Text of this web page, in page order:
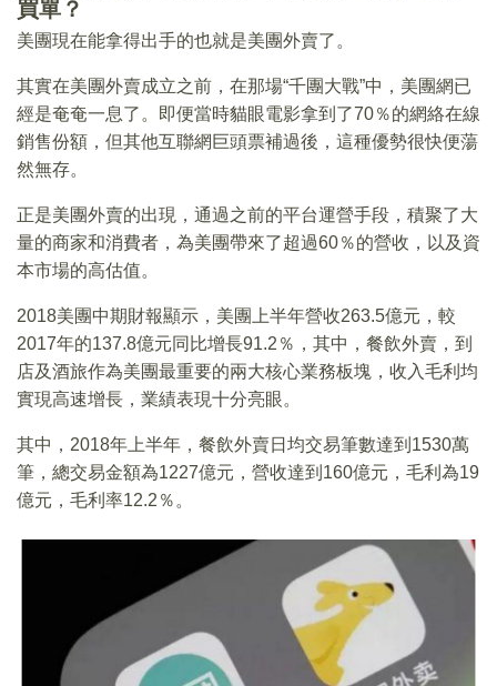
買單？
美團現在能拿得出手的也就是美團外賣了。
其實在美團外賣成立之前，在那場“千團大戰”中，美團網已
經是奄奄一息了。即便當時貓眼電影拿到了70％的網絡在線
銷售份額，但其他互聯網巨頭票補過後，這種優勢很快便蕩
然無存。
正是美團外賣的出現，通過之前的平台運營手段，積聚了大
量的商家和消費者，為美團帶來了超過60％的營收，以及資
本市場的高估值。
2018美團中期財報顯示，美團上半年營收263.5億元，較
2017年的137.8億元同比增長91.2％，其中，餐飲外賣，到
店及酒旅作為美團最重要的兩大核心業務板塊，收入毛利均
實現高速增長，業績表現十分亮眼。
其中，2018年上半年，餐飲外賣日均交易筆數達到1530萬
筆，總交易金額為1227億元，營收達到160億元，毛利為19
億元，毛利率12.2％。